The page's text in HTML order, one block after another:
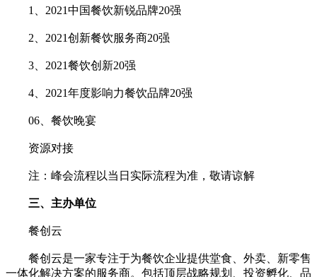
1、2021中国餐饮新锐品牌20强
2、2021创新餐饮服务商20强
3、2021餐饮创新20强
4、2021年度影响力餐饮品牌20强
06、餐饮晚宴
资源对接
注：峰会流程以当日实际流程为准，敬请谅解
三、主办单位
餐创云
餐创云是一家专注于为餐饮企业提供堂食、外卖、新零售
一体化解决方案的服务商。包括顶层战略规划、投资孵化、品